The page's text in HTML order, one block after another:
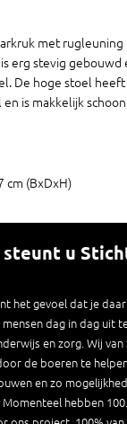
met
erg stevig gebouwd
De hoge stoel
is makkelijk
cm (BxDxH)
steunt u
het gevoel dat je
dag in dag uit
en zorg. Wij
de boeren te
en zo
hebben